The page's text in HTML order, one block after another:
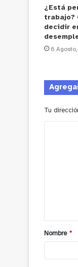
¿Está
trabajo?
decidir
6
Tu
a
rNombre *